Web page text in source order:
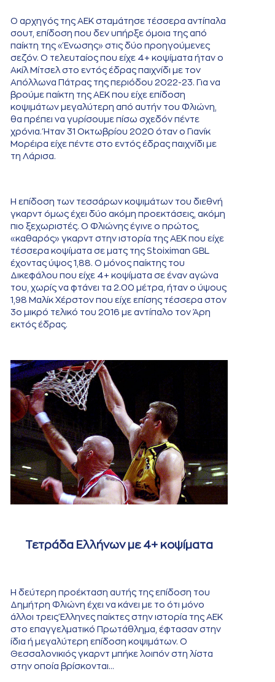
Ο αρχηγός της ΑΕΚ σταμάτησε τέσσερα αντίπαλα
σουτ, επίδοση που δεν υπήρξε όμοια της από
παίκτη της «Ένωσης» στις δύο προηγούμενες
σεζόν. Ο τελευταίος που είχε 4+ κοψίματα ήταν ο
Ακίλ Μίτσελ στο εντός έδρας παιχνίδι με τον
Απόλλωνα Πάτρας της περιόδου 2022-23. Για να
βρούμε παίκτη της ΑΕΚ που είχε επίδοση
κοψιμάτων μεγαλύτερη από αυτήν του Φλιώνη,
θα πρέπει να γυρίσουμε πίσω σχεδόν πέντε
χρόνια. Ήταν 31 Οκτωβρίου 2020 όταν ο Γιανίκ
Μορέιρα είχε πέντε στο εντός έδρας παιχνίδι με
τη Λάρισα.
Η επίδοση των τεσσάρων κοψιμάτων του διεθνή
γκαρντ όμως έχει δύο ακόμη προεκτάσεις, ακόμη
πιο ξεχωριστές. Ο Φλιώνης έγινε ο πρώτος,
«καθαρός» γκαρντ στην ιστορία της ΑΕΚ που είχε
τέσσερα κοψίματα σε ματς της Stoiximan GBL
έχοντας ύψος 1,88. Ο μόνος παίκτης του
Δικεφάλου που είχε 4+ κοψίματα σε έναν αγώνα
του, χωρίς να φτάνει τα 2.00 μέτρα, ήταν ο ύψους
1,98 Μαλίκ Χέρστον που είχε επίσης τέσσερα στον
3ο μικρό τελικό του 2016 με αντίπαλο τον Άρη
εκτός έδρας.
Τετράδα Ελλήνων με 4+ κοψίματα
Η δεύτερη προέκταση αυτής της επίδοση του
Δημήτρη Φλιώνη έχει να κάνει με το ότι μόνο
άλλοι τρεις Έλληνες παίκτες στην ιστορία της ΑΕΚ
στο επαγγελματικό Πρωτάθλημα, έφτασαν στην
ίδια ή μεγαλύτερη επίδοση κοψιμάτων. Ο
Θεσσαλονικιός γκαρντ μπήκε λοιπόν στη λίστα
στην οποία βρίσκονται…